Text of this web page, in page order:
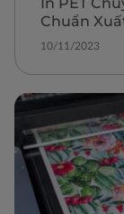
Chuẩn
10/11/2023